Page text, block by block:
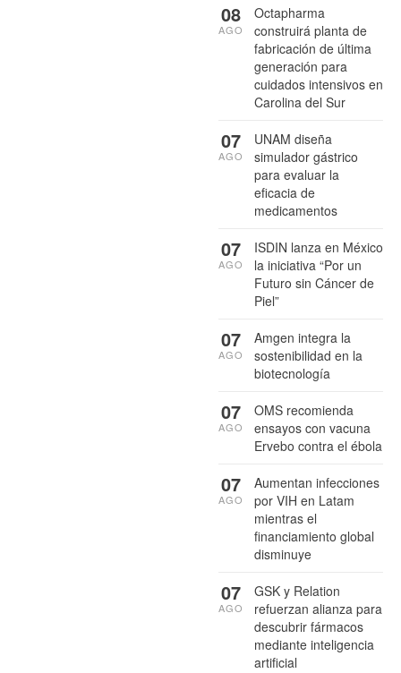
Octapharma
construirá planta de
fabricación de última
generación para
cuidados intensivos en
Carolina del Sur
08
AGO
UNAM diseña
simulador gástrico
para evaluar la
eficacia de
medicamentos
07
AGO
ISDIN lanza en México
la iniciativa “Por un
Futuro sin Cáncer de
Piel”
07
AGO
Amgen integra la
sostenibilidad en la
biotecnología
07
AGO
OMS recomienda
ensayos con vacuna
Ervebo contra el ébola
07
AGO
Aumentan infecciones
por VIH en Latam
mientras el
financiamiento global
disminuye
07
AGO
GSK y Relation
refuerzan alianza para
descubrir fármacos
mediante inteligencia
artificial
07
AGO